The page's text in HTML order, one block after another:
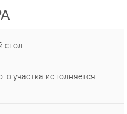
стол
участка исполняется